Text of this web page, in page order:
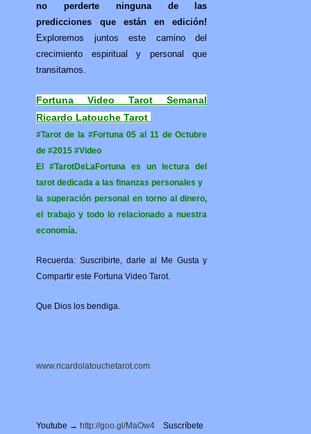
no perderte ninguna de las
predicciones que están en edición!
Exploremos juntos este camino del
crecimiento espiritual y personal que
transitamos.
Fortuna Video Tarot Semanal
Ricardo Latouche Tarot
#Tarot de la #Fortuna 05 al 11 de Octubre
de #2015 #Video
El #TarotDeLaFortuna es un lectura del
tarot dedicada a las finanzas personales y
la superación personal en torno al dinero,
el trabajo y todo lo relacionado a nuestra
economía.
Recuerda: Suscribirte, darle al Me Gusta y
Compartir este Fortuna Video Tarot.
Que Dios los bendiga.
www.ricardolatouchetarot.com
Youtube → http://goo.gl/MaOw4 Suscríbete